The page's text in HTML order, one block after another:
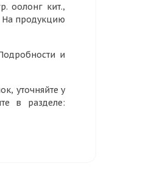
оолонг кит.,
На продукцию
и
уточняйте у
в разделе: